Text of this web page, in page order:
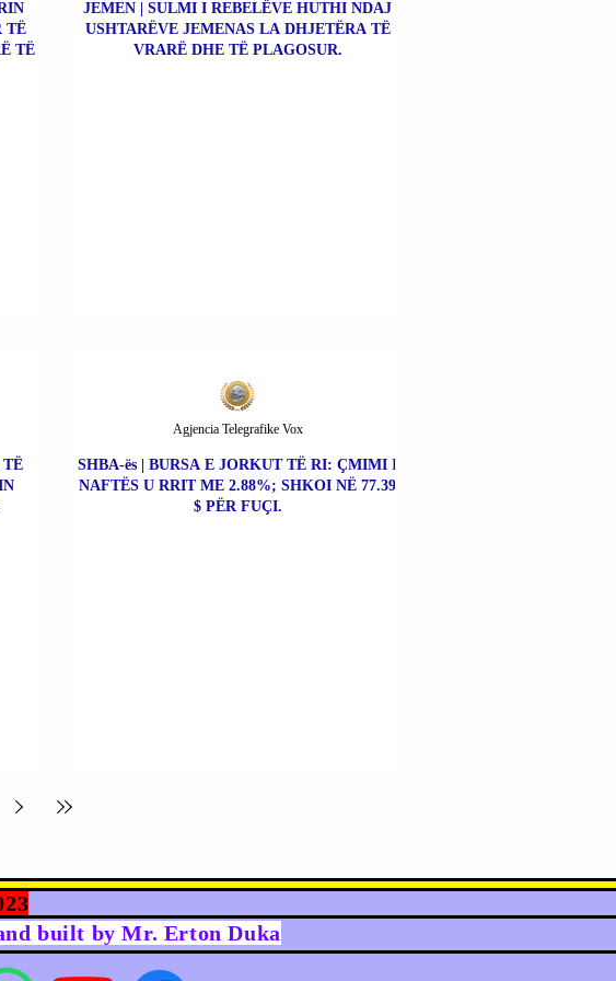
TË
TË
JEMEN | SULMI I REBELËVE HUTHI NDAJ
USHTARËVE JEMENAS LA DHJETËRA TË
VRARË DHE TË PLAGOSUR.
TË
SHBA-ës | BURSA E JORKUT TË RI: ÇMIMI I
NAFTËS U RRIT ME 2.88%; SHKOI NË 77.39
$ PËR FUÇI.
Agjencia Telegrafike Vox
built by Mr. Erton Duka